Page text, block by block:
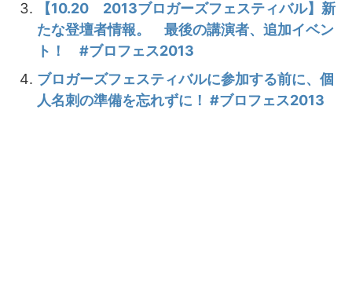
【10.20 2013ブロガーズフェスティバル】新
たな登壇者情報。 最後の講演者、追加イベン
ト！ #ブロフェス2013
ブロガーズフェスティバルに参加する前に、個
人名刺の準備を忘れずに！ #ブロフェス2013